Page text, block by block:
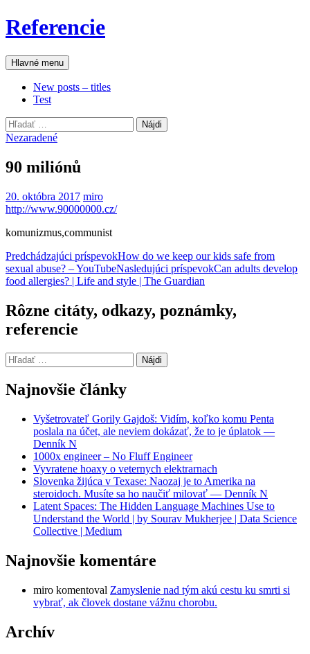
Preskočiť
na
Referencie
Hľadať
Hlavné menu
New posts – titles
Test
Hľadať:
Nezaradené
90 miliónů
20. októbra 2017 miro
http://www.90000000.cz/
komunizmus,communist
Navigácia
článkami
Predchádzajúci príspevokHow do we keep our kids safe from
sexual abuse? – YouTubeNasledujúci príspevokCan adults develop
food allergies? | Life and style | The Guardian
Rôzne citáty, odkazy, poznámky,
referencie
Hľadať:
Najnovšie články
Vyšetrovateľ Gorily Gajdoš: Vidím, koľko komu Penta
poslala na účet, ale neviem dokázať, že to je úplatok —
Denník N
1000x engineer – No Fluff Engineer
Vyvratene hoaxy o veternych elektrarnach
Slovenka žijúca v Texase: Naozaj je to Amerika na
steroidoch. Musíte sa ho naučiť milovať — Denník N
Latent Spaces: The Hidden Language Machines Use to
Understand the World | by Sourav Mukherjee | Data Science
Collective | Medium
Najnovšie komentáre
miro komentoval Zamyslenie nad tým akú cestu ku smrti si
vybrať, ak človek dostane vážnu chorobu.
Archív